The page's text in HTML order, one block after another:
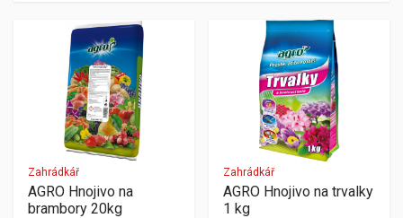
Zahrádkář
AGRO Hnojivo na
brambory 20kg
Zahrádkář
AGRO Hnojivo na trvalky
1 kg